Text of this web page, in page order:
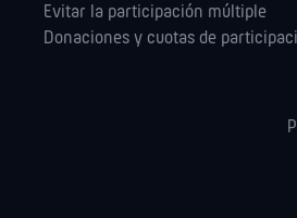
Evitar la participación múltiple
Donaciones y cuotas de